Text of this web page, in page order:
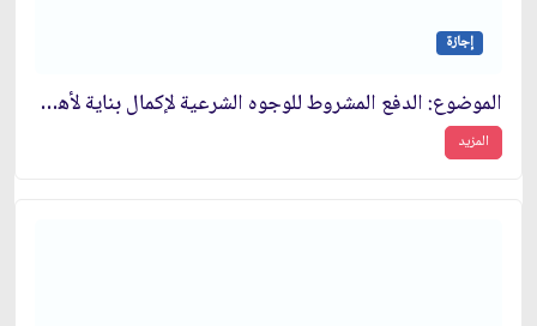
إجازة
الموضوع: الدفع المشروط للوجوه الشرعية لإكمال بناية لأهل العلم والمستحقّين‏
المزيد